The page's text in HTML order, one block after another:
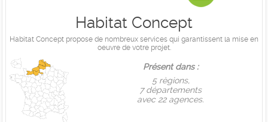
Habitat Concept
Habitat Concept propose de nombreux services qui garantissent la mise en
oeuvre de votre projet.
Présent dans :
5 règions,
7 départements
avec 22 agences.